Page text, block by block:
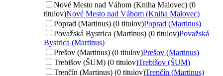
Nové Mesto nad Váhom (Kniha Malovec) (0
titulov)Nové Mesto nad Váhom (Kniha Malovec)
Poprad (Martinus) (0 titulov)Poprad (Martinus)
Považská Bystrica (Martinus) (0 titulov)Považská
Bystrica (Martinus)
Prešov (Martinus) (0 titulov)Prešov (Martinus)
Trebišov (ŠUM) (0 titulov)Trebišov (ŠUM)
Trenčín (Martinus) (0 titulov)Trenčín (Martinus)